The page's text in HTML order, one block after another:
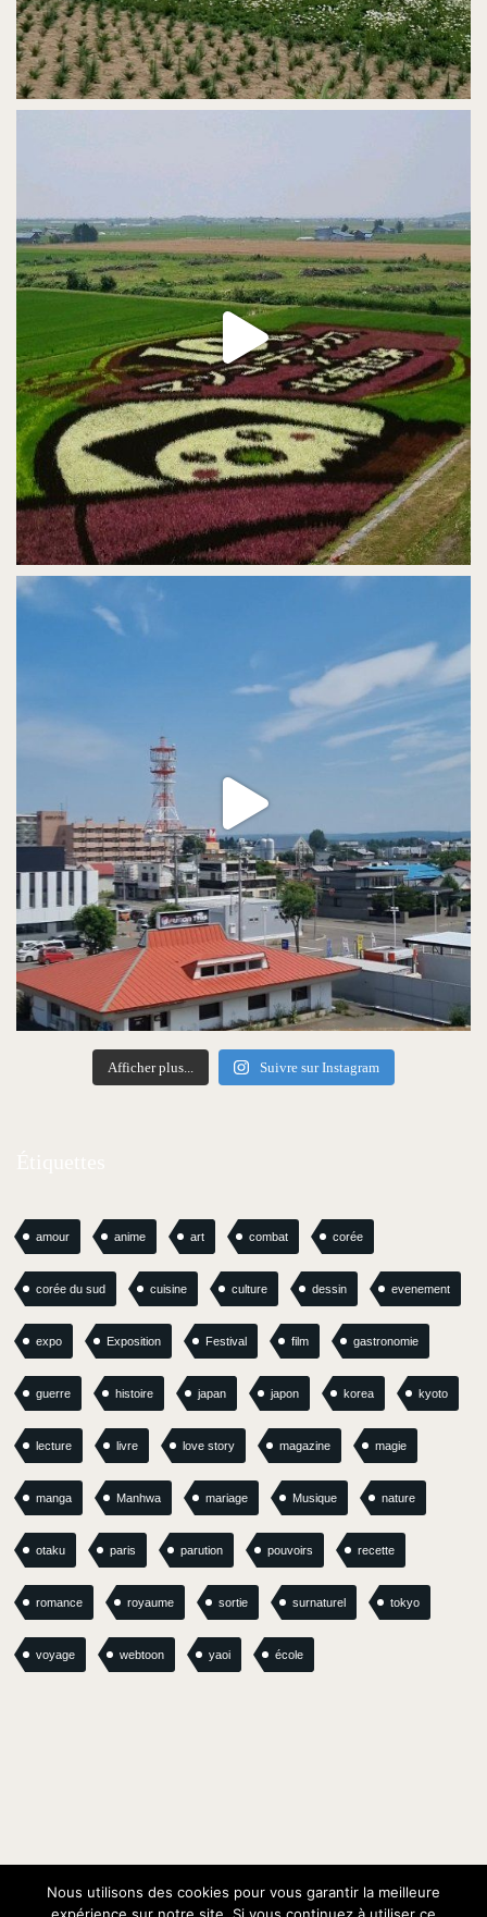
Afficher plus... Suivre sur Instagram
amour anime art combat corée
corée du sud cuisine culture dessin evenement
expo Exposition Festival film gastronomie
guerre histoire japan japon korea kyoto
lecture livre love story magazine magie
manga Manhwa mariage Musique nature
otaku paris parution pouvoirs recette
romance royaume sortie surnaturel tokyo
voyage webtoon yaoi école
Nous utilisons des cookies pour vous garantir la meilleure